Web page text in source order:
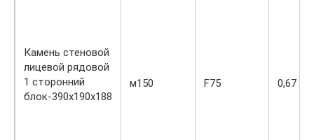
Камень стеновой
лицевой рядовой
1 сторонний
блок-390х190х188
м150 F75 0,67